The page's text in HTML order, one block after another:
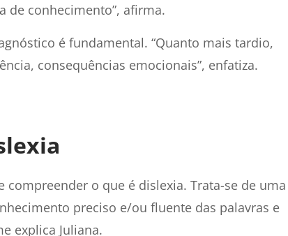
de conhecimento”, afirma.
é fundamental. “Quanto mais tardio,
consequências emocionais”, enfatiza.
o que é dislexia. Trata-se de uma
preciso e/ou fluente das palavras e
explica Juliana.